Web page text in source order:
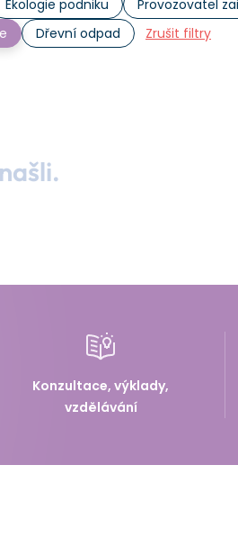
Ekologie podniku Provozovatel
Dřevní odpad Zrušit filtry
Konzultace, výklady,
vzdělávání